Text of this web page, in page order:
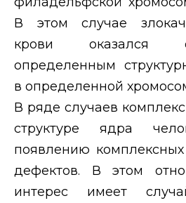
В этом случае
крови оказался
определенным
в определенной
В ряде случаев
структуре ядра
появлению
дефектов. В этом
интерес имеет